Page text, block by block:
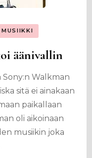
MUSIIKKI
äänivallin
Walkman
sitä ei ainakaan
paikallaan
oli aikoinaan
musiikin joka